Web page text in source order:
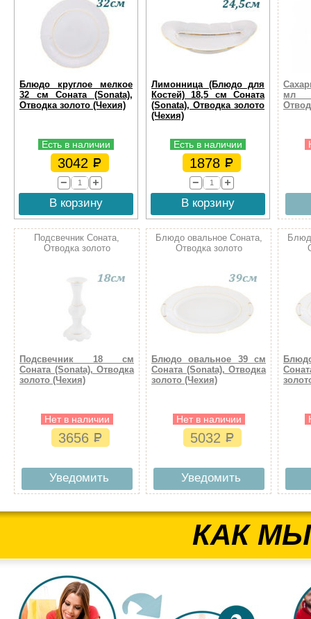
Блюдо круглое мелкое
32 см Соната (Sonata),
Отводка золото (Чехия)
Есть в наличии
3042
В корзину
Лимонница (Блюдо для
Костей) 18,5 см Соната
(Sonata), Отводка золото
(Чехия)
Есть в наличии
1878
В корзину
мл
Подсвечник Соната,
Отводка золото
Подсвечник 18 см
Соната (Sonata), Отводка
золото (Чехия)
Нет в наличии
3656
Уведомить
Блюдо овальное Соната,
Отводка золото
Блюдо овальное 39 см
Соната (Sonata), Отводка
золото (Чехия)
Нет в наличии
5032
Уведомить
КАК